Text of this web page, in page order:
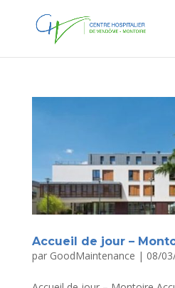
Accueil de jour –
par GoodMaintenance | 08/